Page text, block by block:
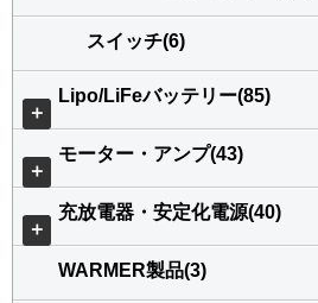
スイッチ(6)
＋
Lipo/LiFeバッテリー(85)
＋
モーター・アンプ(43)
＋
充放電器・安定化電源(40)
WARMER製品(3)